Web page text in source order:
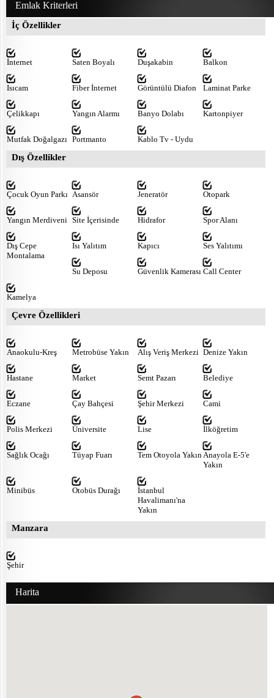
Emlak Kriterleri
İç Özellikler
İnternet Saten Boyalı Duşakabin Balkon
Isıcam Fiber İnternet Görüntülü Diafon Laminat Parke
Çelikkapı Yangın Alarmı Banyo Dolabı Kartonpiyer
Mutfak Doğalgazı Portmanto Kablo Tv - Uydu
Dış Özellikler
Çocuk Oyun Parkı Asansör Jeneratör Otopark
Yangın Merdiveni Site İçerisinde Hidrafor Spor Alanı
Dış Cepe
Montalama
Isı Yalıtım Kapıcı Ses Yalıtımı
Su Deposu Güvenlik Kamerası Call Center
Kamelya
Çevre Özellikleri
Anaokulu-Kreş Metrobüse Yakın Alış Veriş Merkezi Denize Yakın
Hastane Market Semt Pazarı Belediye
Eczane Çay Bahçesi Şehir Merkezi Cami
Polis Merkezi Üniversite Lise İlköğretim
Sağlık Ocağı Tüyap Fuarı Tem Otoyola Yakın Anayola E-5'e
Yakın
Minibüs Otobüs Durağı
İstanbul
Havalimanı'na
Yakın
Manzara
Şehir
Harita